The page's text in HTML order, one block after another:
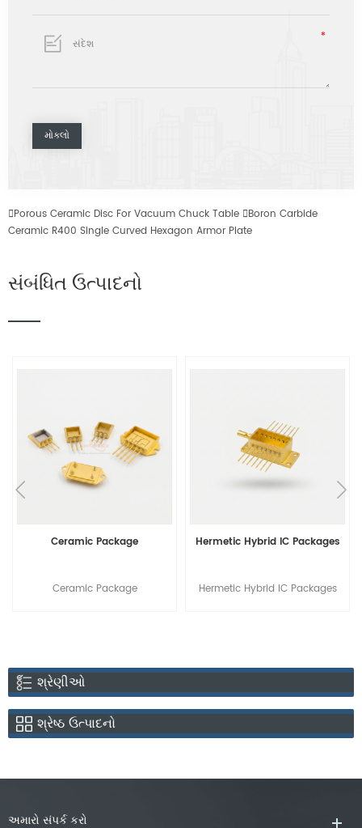
Porous Ceramic Disc For Vacuum Chuck Table Boron Carbide
Ceramic R400 Single Curved Hexagon Armor Plate
સંબંધિત ઉત્પાદનો
Ceramic Package
Ceramic Package
Hermetic Hybrid IC Packages
Hermetic Hybrid IC Packages
શ્રેણીઓ
શ્રેષ્ઠ ઉત્પાદનો
અમારો સંપર્ક કરો